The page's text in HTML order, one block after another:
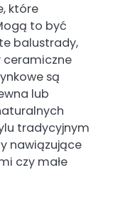
które
to być
balustrady,
ceramiczne
są
lub
tradycyjnym
nawiązujące
czy małe